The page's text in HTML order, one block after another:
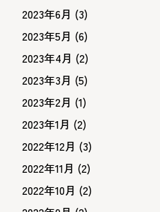
2023年6月 (3)
2023年5月 (6)
2023年4月 (2)
2023年3月 (5)
2023年2月 (1)
2023年1月 (2)
2022年12月 (3)
2022年11月 (2)
2022年10月 (2)